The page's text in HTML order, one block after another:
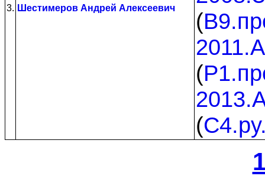
3. Шестимеров Андрей Алексеевич
(
(
(